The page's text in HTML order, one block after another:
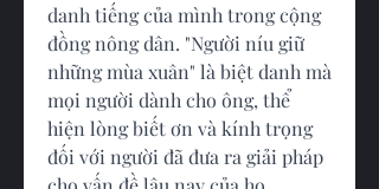
danh tiếng của mình trong cộng
đồng nông dân. "Người níu giữ
những mùa xuân" là biệt danh mà
mọi người dành cho ông, thể
hiện lòng biết ơn và kính trọng
đối với người đã đưa ra giải pháp